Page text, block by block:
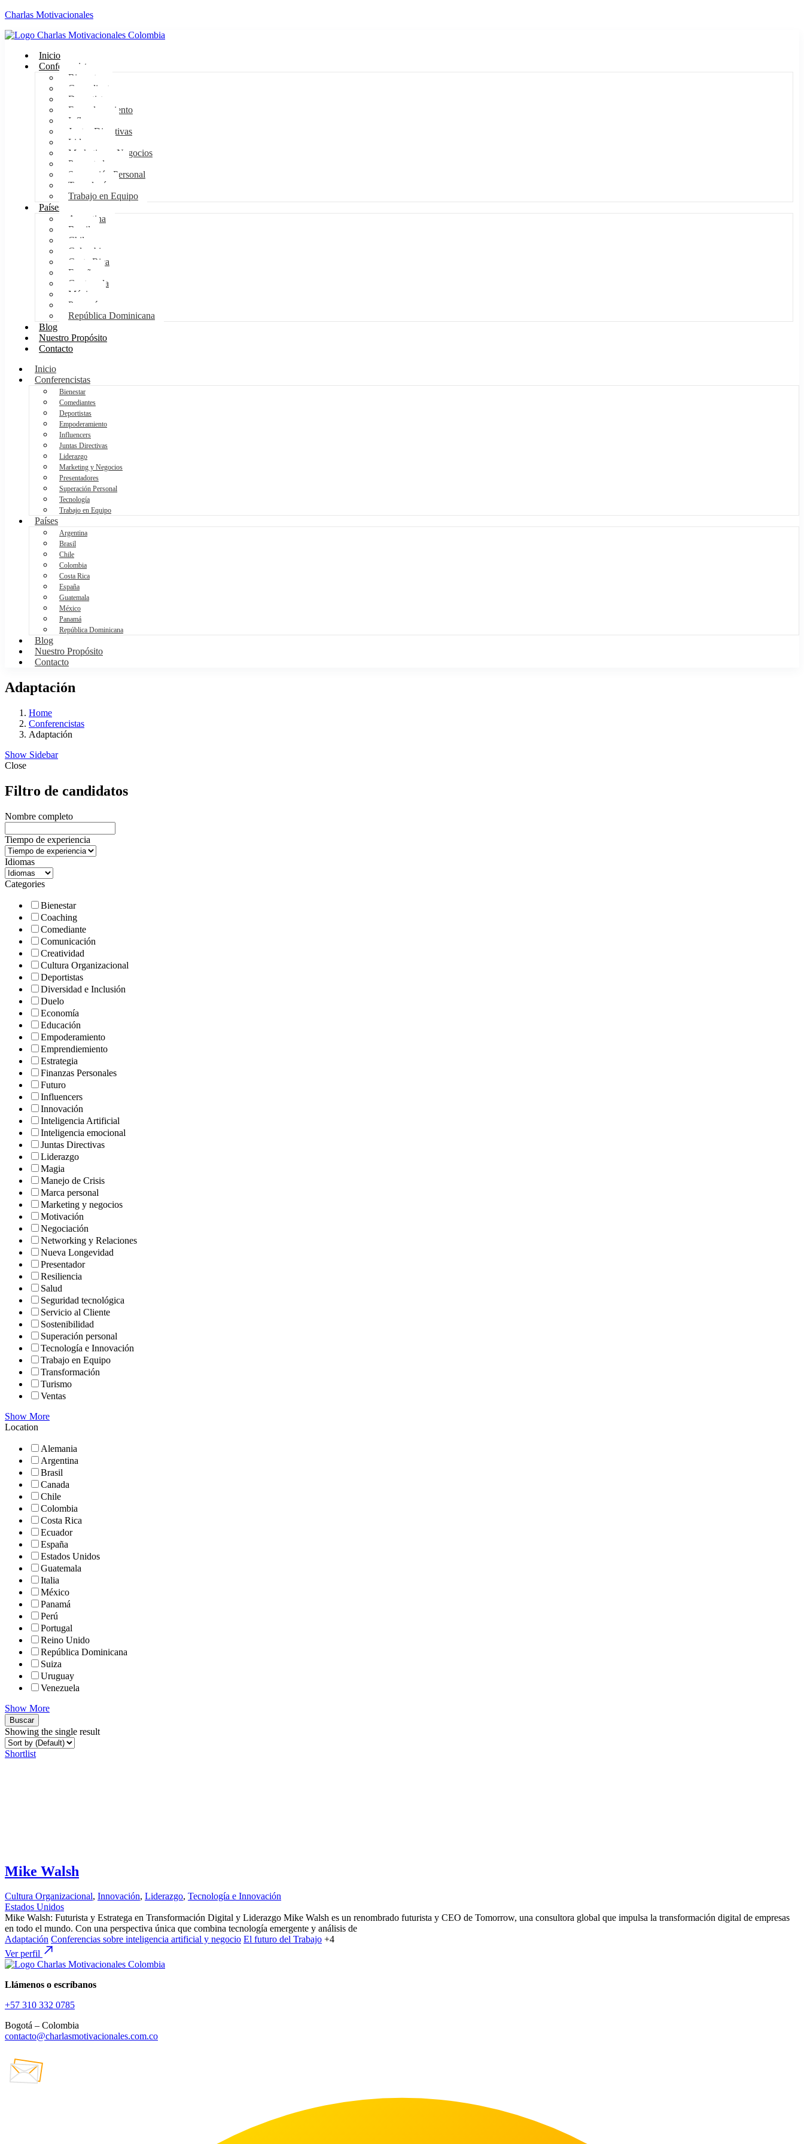
Charlas Motivacionales
Inicio
Conferencistas
Bienestar
Comediantes
Deportistas
Empoderamiento
Influencers
Juntas Directivas
Liderazgo
Marketing y Negocios
Presentadores
Superación Personal
Tecnología
Trabajo en Equipo
Países
Argentina
Brasil
Chile
Colombia
Costa Rica
España
Guatemala
México
Panamá
República Dominicana
Blog
Nuestro Propósito
Contacto
Inicio
Conferencistas
Bienestar
Comediantes
Deportistas
Empoderamiento
Influencers
Juntas Directivas
Liderazgo
Marketing y Negocios
Presentadores
Superación Personal
Tecnología
Trabajo en Equipo
Países
Argentina
Brasil
Chile
Colombia
Costa Rica
España
Guatemala
México
Panamá
República Dominicana
Blog
Nuestro Propósito
Contacto
Adaptación
Home
Conferencistas
Adaptación
Show Sidebar
Close
Filtro de candidatos
Nombre completo
Tiempo de experiencia
Idiomas
Categories
Bienestar
Coaching
Comediante
Comunicación
Creatividad
Cultura Organizacional
Deportistas
Diversidad e Inclusión
Duelo
Economía
Educación
Empoderamiento
Emprendiemiento
Estrategia
Finanzas Personales
Futuro
Influencers
Innovación
Inteligencia Artificial
Inteligencia emocional
Juntas Directivas
Liderazgo
Magia
Manejo de Crisis
Marca personal
Marketing y negocios
Motivación
Negociación
Networking y Relaciones
Nueva Longevidad
Presentador
Resiliencia
Salud
Seguridad tecnológica
Servicio al Cliente
Sostenibilidad
Superación personal
Tecnología e Innovación
Trabajo en Equipo
Transformación
Turismo
Ventas
Show More
Location
Alemania
Argentina
Brasil
Canada
Chile
Colombia
Costa Rica
Ecuador
España
Estados Unidos
Guatemala
Italia
México
Panamá
Perú
Portugal
Reino Unido
República Dominicana
Suiza
Uruguay
Venezuela
Show More
Buscar
Showing the single result
Shortlist
Mike Walsh
Cultura Organizacional, Innovación, Liderazgo, Tecnología e Innovación
Estados Unidos
Mike Walsh: Futurista y Estratega en Transformación Digital y Liderazgo Mike Walsh es un renombrado futurista y CEO de Tomorrow, una consultora global que impulsa la transformación digital de empresas
en todo el mundo. Con una perspectiva única que combina tecnología emergente y análisis de
Adaptación Conferencias sobre inteligencia artificial y negocio El futuro del Trabajo +4
Ver perfil
Llámenos o escríbanos
+57 310 332 0785
Bogotá – Colombia
contacto@charlasmotivacionales.com.co